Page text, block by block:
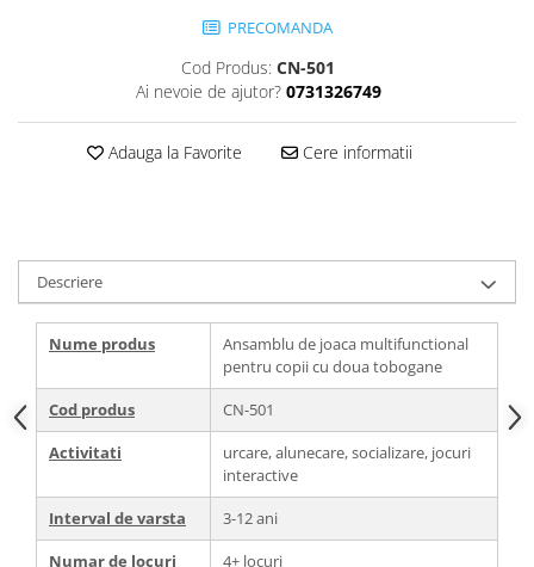
PRECOMANDA
Cod Produs: CN-501
Ai nevoie de ajutor? 0731326749
Adauga la Favorite Cere informatii
Descriere
Nume produs
Ansamblu de joaca multifunctional
pentru copii cu doua tobogane
Cod produs
CN-501
Activitati
urcare, alunecare, socializare, jocuri
interactive
Interval de varsta
3-12 ani
Numar de locuri
4+ locuri